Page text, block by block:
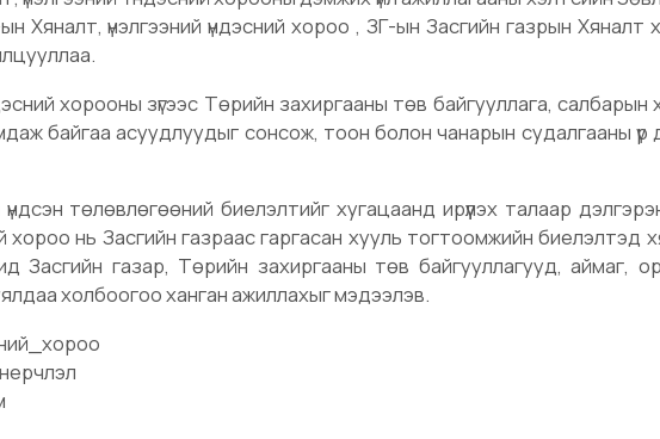
Хяналт, үнэлгээний үндэсний хороо , ЗГ-ын Засгийн газрын Хяналт
хорооны зүгээс Төрийн захиргааны төв байгууллага, салбарын
байгаа асуудлуудыг сонсож, тоон болон чанарын судалгааны үр
төлөвлөгөөний биелэлтийг хугацаанд ирүүлэх талаар
хороо нь Засгийн газраас гаргасан хууль тогтоомжийн биелэлтэд
Засгийн газар, Төрийн захиргааны төв байгууллагууд, аймаг,
холбоогоо ханган ажиллахыг мэдээлэв.